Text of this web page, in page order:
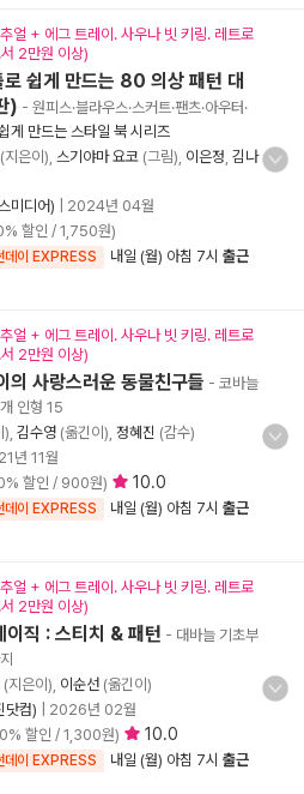
얼 + 에그 트레이. 사우나 빗 키링. 레트로
2만원 이상)
쉽게 만드는 80 의상 패턴 대
) - 원피스·블라우스·스커트·팬츠·아우터·
게 만드는 스타일 북 시리즈
(지은이), 스기야마 요코 (그림), 이은정 김나
미디어)
2024년 04월
할인 / 1,750원)
데이 EXPRESS 내일 (월) 아침 7시 출근
얼 + 에그 트레이. 사우나 빗 키링. 레트로
2만원 이상)
의 사랑스러운 동물친구들 - 코바늘
인형 15
김수영 (옮긴이), 정혜진 (감수)
년 11월
할인 / 900원) 10.0
데이 EXPRESS 내일 (월) 아침 7시 출근
얼 + 에그 트레이. 사우나 빗 키링. 레트로
2만원 이상)
이직 : 스티치 & 패턴 - 대바늘 기초부
(지은이), 이순선 (옮긴이)
닷컴)
2026년 02월
할인 / 1,300원) 10.0
데이 EXPRESS 내일 (월) 아침 7시 출근